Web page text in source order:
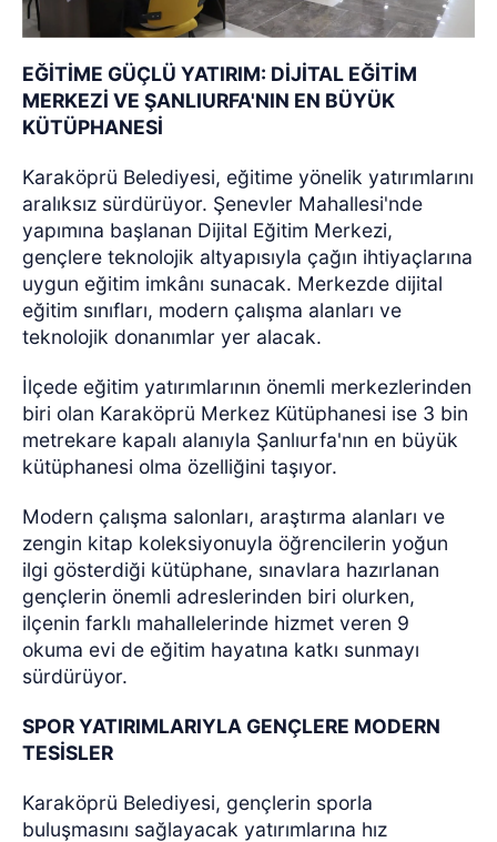
EĞİTİME GÜÇLÜ YATIRIM: DİJİTAL EĞİTİM
MERKEZİ VE ŞANLIURFA'NIN EN BÜYÜK
KÜTÜPHANESİ
Karaköprü Belediyesi, eğitime yönelik yatırımlarını
aralıksız sürdürüyor. Şenevler Mahallesi'nde
yapımına başlanan Dijital Eğitim Merkezi,
gençlere teknolojik altyapısıyla çağın ihtiyaçlarına
uygun eğitim imkânı sunacak. Merkezde dijital
eğitim sınıfları, modern çalışma alanları ve
teknolojik donanımlar yer alacak.
İlçede eğitim yatırımlarının önemli merkezlerinden
biri olan Karaköprü Merkez Kütüphanesi ise 3 bin
metrekare kapalı alanıyla Şanlıurfa'nın en büyük
kütüphanesi olma özelliğini taşıyor.
Modern çalışma salonları, araştırma alanları ve
zengin kitap koleksiyonuyla öğrencilerin yoğun
ilgi gösterdiği kütüphane, sınavlara hazırlanan
gençlerin önemli adreslerinden biri olurken,
ilçenin farklı mahallelerinde hizmet veren 9
okuma evi de eğitim hayatına katkı sunmayı
sürdürüyor.
SPOR YATIRIMLARIYLA GENÇLERE MODERN
TESİSLER
Karaköprü Belediyesi, gençlerin sporla
buluşmasını sağlayacak yatırımlarına hız